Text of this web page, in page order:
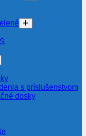
s príslušenstvom
dosky